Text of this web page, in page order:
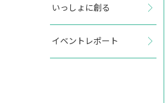
いっしょに創る
イベントレポート